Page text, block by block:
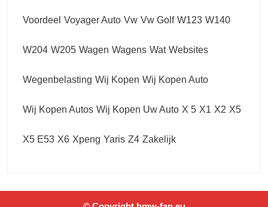
Voordeel Voyager Auto Vw Vw Golf W123 W140
W204 W205 Wagen Wagens Wat Websites
Wegenbelasting Wij Kopen Wij Kopen Auto
Wij Kopen Autos Wij Kopen Uw Auto X 5 X1 X2 X5
X5 E53 X6 Xpeng Yaris Z4 Zakelijk